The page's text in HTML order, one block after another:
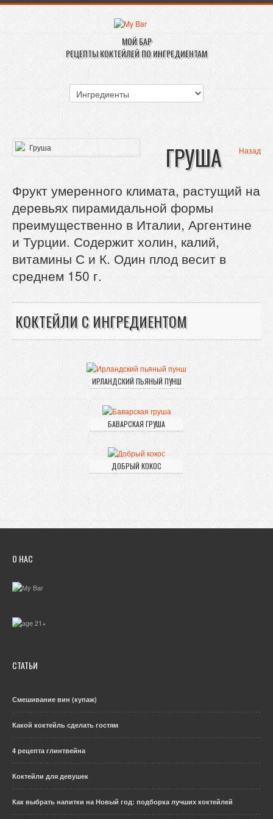
МОЙ БАР
РЕЦЕПТЫ КОКТЕЙЛЕЙ ПО ИНГРЕДИЕНТАМ
Назад
ГРУША
Фрукт умеренного климата, растущий на
деревьях пирамидальной формы
преимущественно в Италии, Аргентине
и Турции. Содержит холин, калий,
витамины С и К. Один плод весит в
среднем 150 г.
КОКТЕЙЛИ С ИНГРЕДИЕНТОМ
ИРЛАНДСКИЙ ПЬЯНЫЙ ПУНШ
БАВАРСКАЯ ГРУША
ДОБРЫЙ КОКОС
О НАС
СТАТЬИ
Смешивание вин (купаж)
Какой коктейль сделать гостям
4 рецепта глинтвейна
Коктейли для девушек
Как выбрать напитки на Новый год: подборка лучших коктейлей